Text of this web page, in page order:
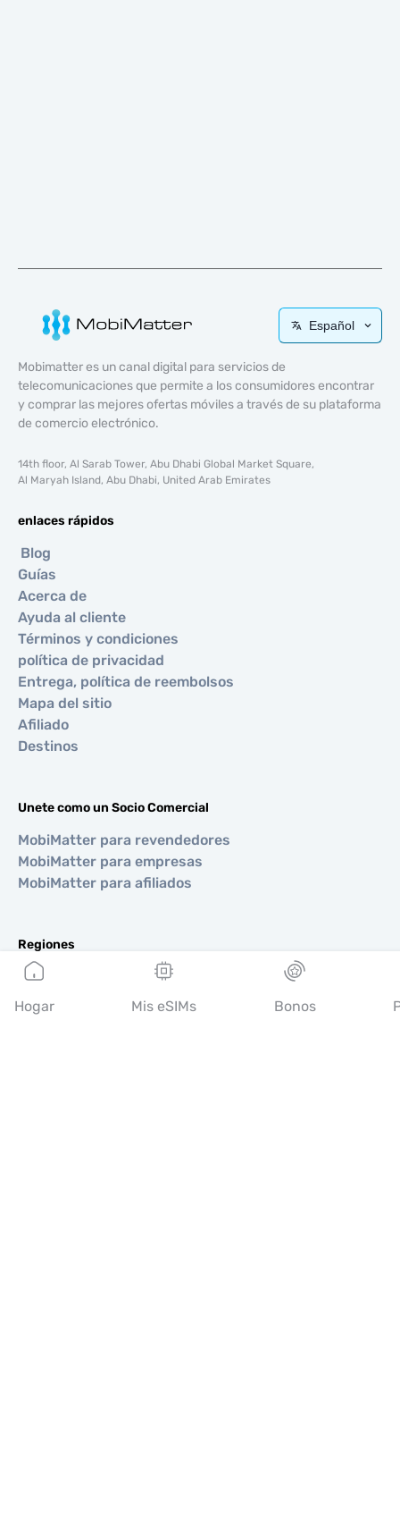
Español
Mobimatter es un canal digital para servicios de
telecomunicaciones que permite a los consumidores encontrar
y comprar las mejores ofertas móviles a través de su plataforma
de comercio electrónico.
14th floor, Al Sarab Tower, Abu Dhabi Global Market Square,
Al Maryah Island, Abu Dhabi, United Arab Emirates
enlaces rápidos
Blog
Guías
Acerca de
Ayuda al cliente
Términos y condiciones
política de privacidad
Entrega, política de reembolsos
Mapa del sitio
Afiliado
Destinos
Unete como un Socio Comercial
MobiMatter para revendedores
MobiMatter para empresas
MobiMatter para afiliados
Regiones
eSIM para Europa
eSIM para Asia
eSIM para Américas
Hogar Mis eSIMs Bonos